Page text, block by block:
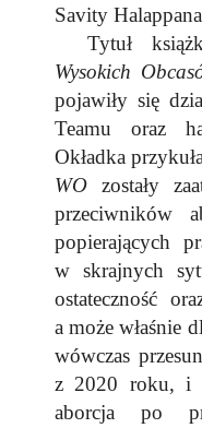
Savity
Tytuł
Wysokich
pojawiły się
Teamu oraz
Okładka
WO zostały
przeciwników
popierających
w skrajnych
ostateczność
a może właśnie
wówczas
z 2020 roku, i
aborcja po